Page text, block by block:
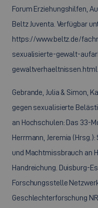
Forum Erziehungshilfen,
Beltz Juventa. Verfügbar
https://www.beltz.de/
sexualisierte-gewalt-
gewaltverhaeltnissen.html
Gebrande, Julia & Simon,
gegen sexualisierte
an Hochschulen: Das 33-
Herrmann, Jeremia
und Machtmissbrauch an
Handreichung. Duisburg-
Forschungsstelle
Geschlechterforschung